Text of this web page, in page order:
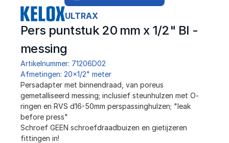
ULTRAX
Pers puntstuk 20 mm x 1/2" BI -
messing
Artikelnummer: 71206D02
Afmetingen: 20x1/2" meter
Persadapter met binnendraad, van poreus
gemetalliseerd messing; inclusief steunhulzen met O-
ringen en RVS d16-50mm perspassinghulzen; "leak
before press"
Schroef GEEN schroefdraadbuizen en gietijzeren
fittingen in!